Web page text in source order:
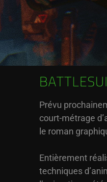
Prévu
court-métrage
le roman
Entièrement
techniques